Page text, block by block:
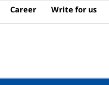
Career Write for us